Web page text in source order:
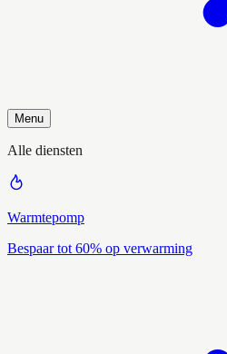
Menu
Alle diensten
Warmtepomp
Bespaar tot 60% op verwarming